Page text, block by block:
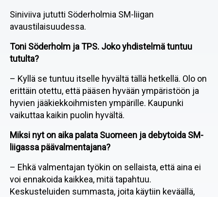
Siniviiva jututti Söderholmia SM-liigan
avaustilaisuudessa.
Toni Söderholm ja TPS. Joko yhdistelmä tuntuu
tutulta?
– Kyllä se tuntuu itselle hyvältä tällä hetkellä. Olo on
erittäin otettu, että pääsen hyvään ympäristöön ja
hyvien jääkiekkoihmisten ympärille. Kaupunki
vaikuttaa kaikin puolin hyvältä.
Miksi nyt on aika palata Suomeen ja debytoida SM-
liigassa päävalmentajana?
– Ehkä valmentajan työkin on sellaista, että aina ei
voi ennakoida kaikkea, mitä tapahtuu.
Keskusteluiden summasta, joita käytiin keväällä,